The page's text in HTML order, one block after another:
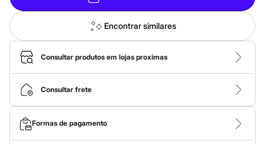
Roupas
Blusas e Camisetas
Básicos
Calças
Casacos e Jaquetas
Jeans
Macacões
Saias
Shorts e Bermudas
Vestidos
Acessórios
Bolsas
Bonés e Chapéus
Encontrar similares
Consultar produtos em lojas proximas
Consultar frete
Formas de pagamento